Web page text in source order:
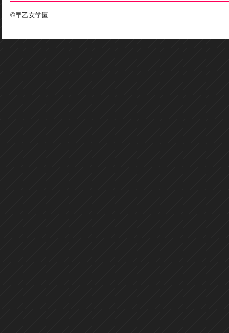
©早乙女学園